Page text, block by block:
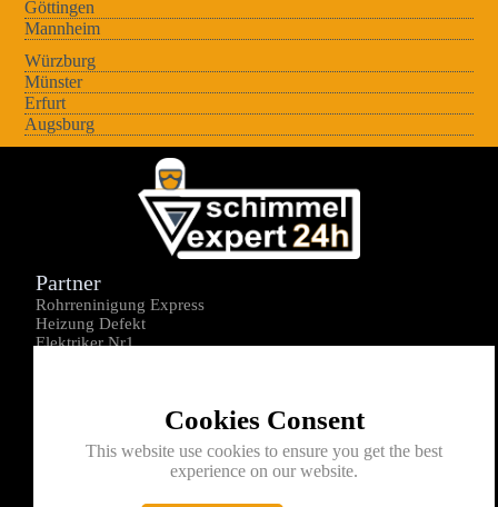
Göttingen
Mannheim
Würzburg
Münster
Erfurt
Augsburg
Cookies Consent
This website use cookies to ensure you get the best
experience on our website.
Partner
Rohrreninigung Express
Heizung Defekt
Elektriker Nr1
Kontakt